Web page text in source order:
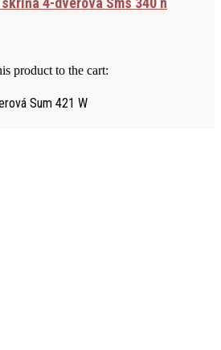
product to the cart:
Sum 421 W